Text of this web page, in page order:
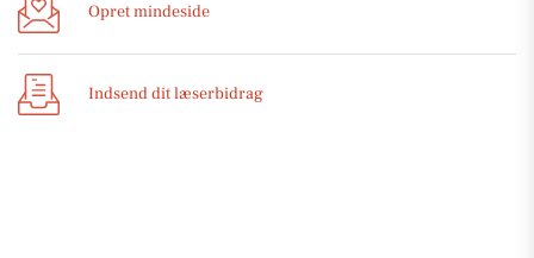
Opret mindeside
Indsend dit læserbidrag